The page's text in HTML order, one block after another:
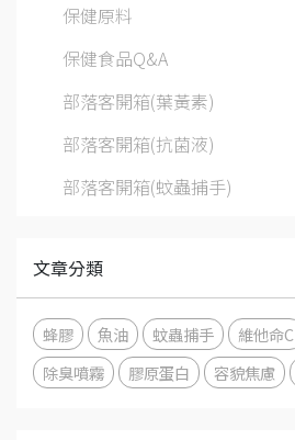
保健原料
保健食品Q&A
部落客開箱(葉黃素)
部落客開箱(抗菌液)
部落客開箱(蚊蟲捕手)
文章分類
蜂膠 魚油 蚊蟲捕手 維他命C
除臭噴霧
膠原蛋白 容貌焦慮